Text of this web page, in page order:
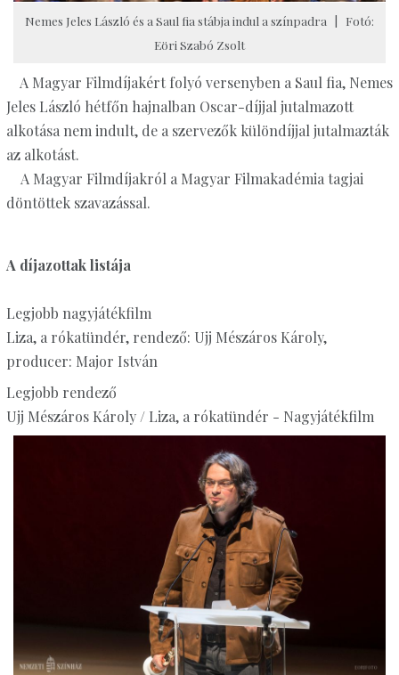
Nemes Jeles László és a Saul fia stábja indul a színpadra | Fotó:
Eöri Szabó Zsolt
A Magyar Filmdíjakért folyó versenyben a Saul fia, Nemes
Jeles László hétfőn hajnalban Oscar-díjjal jutalmazott
alkotása nem indult, de a szervezők különdíjjal jutalmazták
az alkotást.
A Magyar Filmdíjakról a Magyar Filmakadémia tagjai
döntöttek szavazással.
A díjazottak listája
Legjobb nagyjátékfilm
Liza, a rókatündér, rendező: Ujj Mészáros Károly,
producer: Major István
Legjobb rendező
Ujj Mészáros Károly / Liza, a rókatündér - Nagyjátékfilm